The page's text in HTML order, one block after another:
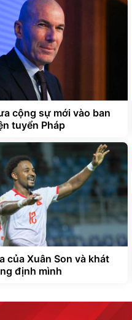
cộng sự mới vào ban
tuyển Pháp
của Xuân Son và khát
định mình